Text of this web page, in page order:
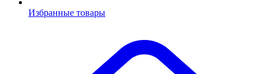
Избранные товары